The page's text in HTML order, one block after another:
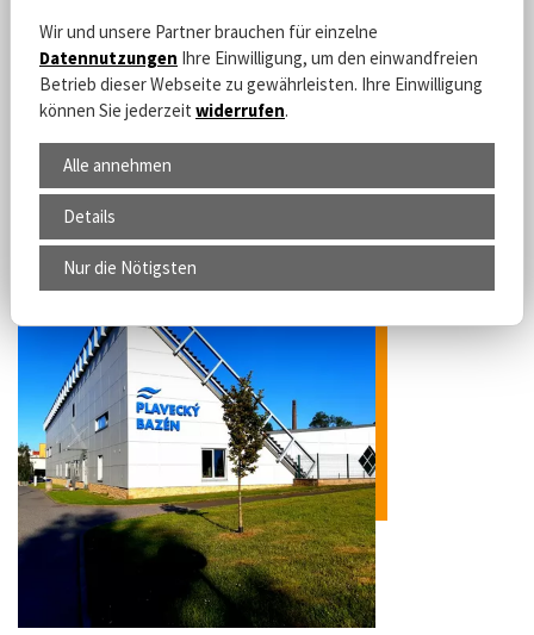
ÖPNV Haltestelle: Děčín, Kaufland
Becken für Konditionsschwimmen, Planschbecken für die
Kleinsten, Kinderbecken, Whirlpool, Massagedüsen, Wilder
Fluss und Wasserrutsche. Sauna, Fitness.
Wir und unsere Partner brauchen für einzelne
Datennutzungen Ihre Einwilligung, um den einwandfreien
Betrieb dieser Webseite zu gewährleisten. Ihre Einwilligung
können Sie jederzeit widerrufen.
Alle annehmen
Details
Nur die Nötigsten